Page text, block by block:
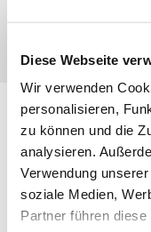
Diese Webseite
Wir verwenden
personalisieren,
zu können und die
analysieren.
Verwendung
soziale Medien,
Partner führen